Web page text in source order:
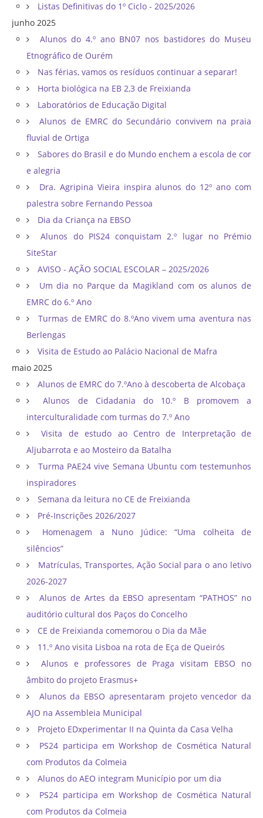
Listas Definitivas do 1º Ciclo - 2025/2026
junho 2025
Alunos do 4.º ano BN07 nos bastidores do Museu
Etnográfico de Ourém
Nas férias, vamos os resíduos continuar a separar!
Horta biológica na EB 2,3 de Freixianda
Laboratórios de Educação Digital
Alunos de EMRC do Secundário convivem na praia
fluvial de Ortiga
Sabores do Brasil e do Mundo enchem a escola de cor
e alegria
Dra. Agripina Vieira inspira alunos do 12º ano com
palestra sobre Fernando Pessoa
Dia da Criança na EBSO
Alunos do PIS24 conquistam 2.º lugar no Prémio
SiteStar
AVISO - AÇÃO SOCIAL ESCOLAR – 2025/2026
Um dia no Parque da Magikland com os alunos de
EMRC do 6.º Ano
Turmas de EMRC do 8.ºAno vivem uma aventura nas
Berlengas
Visita de Estudo ao Palácio Nacional de Mafra
maio 2025
Alunos de EMRC do 7.ºAno à descoberta de Alcobaça
Alunos de Cidadania do 10.º B promovem a
interculturalidade com turmas do 7.º Ano
Visita de estudo ao Centro de Interpretação de
Aljubarrota e ao Mosteiro da Batalha
Turma PAE24 vive Semana Ubuntu com testemunhos
inspiradores
Semana da leitura no CE de Freixianda
Pré-Inscrições 2026/2027
Homenagem a Nuno Júdice: “Uma colheita de
silêncios”
Matrículas, Transportes, Ação Social para o ano letivo
2026-2027
Alunos de Artes da EBSO apresentam “PATHOS” no
auditório cultural dos Paços do Concelho
CE de Freixianda comemorou o Dia da Mãe
11.º Ano visita Lisboa na rota de Eça de Queirós
Alunos e professores de Praga visitam EBSO no
âmbito do projeto Erasmus+
Alunos da EBSO apresentaram projeto vencedor da
AJO na Assembleia Municipal
Projeto EDxperimentar II na Quinta da Casa Velha
PS24 participa em Workshop de Cosmética Natural
com Produtos da Colmeia
Alunos do AEO integram Município por um dia
PS24 participa em Workshop de Cosmética Natural
com Produtos da Colmeia